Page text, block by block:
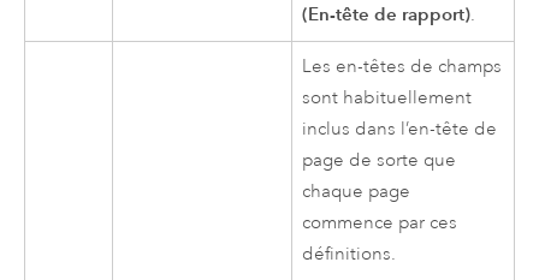
(En-tête de rapport).
Les en-têtes de champs
sont habituellement
inclus dans l’en-tête de
page de sorte que
chaque page
commence par ces
définitions.